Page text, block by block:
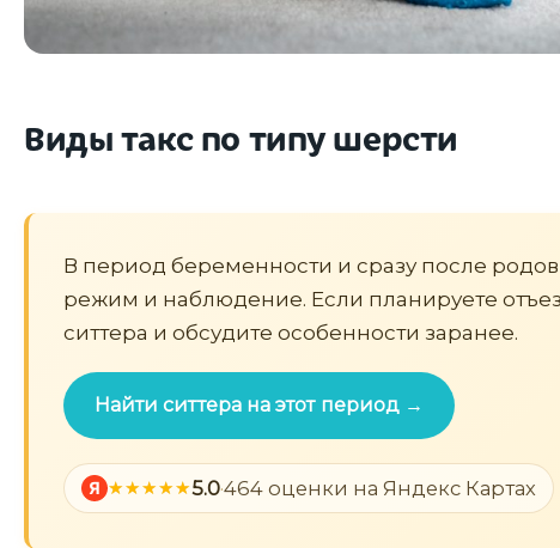
Виды такс по типу шерсти
В период беременности и сразу после
режим и наблюдение. Если планируете
ситтера и обсудите особенности заранее.
Найти ситтера на этот период →
Я 5.0·464 оценки на Яндекс Картах